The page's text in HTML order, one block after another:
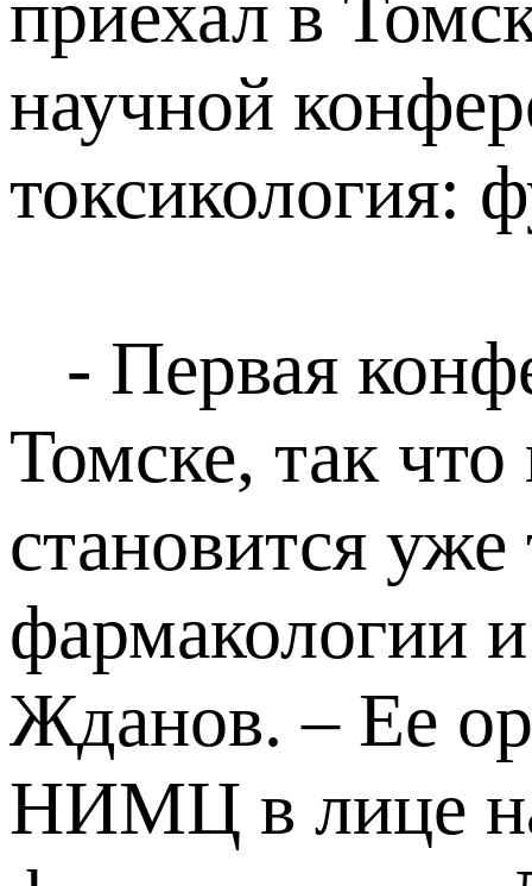
научной
токсикология:
- Первая
Томске, так
становится
фармакологии
Жданов. – Ее
НИМЦ в лице